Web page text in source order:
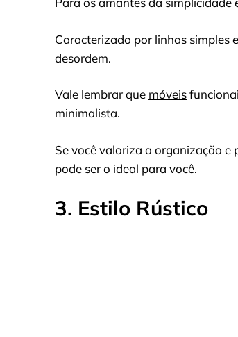
Caracterizado por linhas simples
desordem.
Vale lembrar que móveis
minimalista.
Se você valoriza a organização e
pode ser o ideal para você.
3. Estilo Rústico